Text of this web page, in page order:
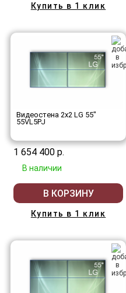
Купить в 1 клик
Видеостена 2x2 LG 55"
55VL5PJ
1 654 400 р.
В наличии
В КОРЗИНУ
Купить в 1 клик